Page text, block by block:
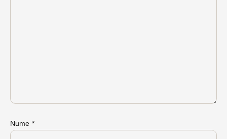
Nume *